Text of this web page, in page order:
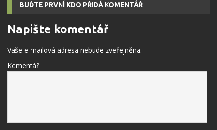
BUĎTE PRVNÍ KDO PŘIDÁ KOMENTÁŘ
Napište komentář
Vaše e-mailová adresa nebude zveřejněna.
Komentář